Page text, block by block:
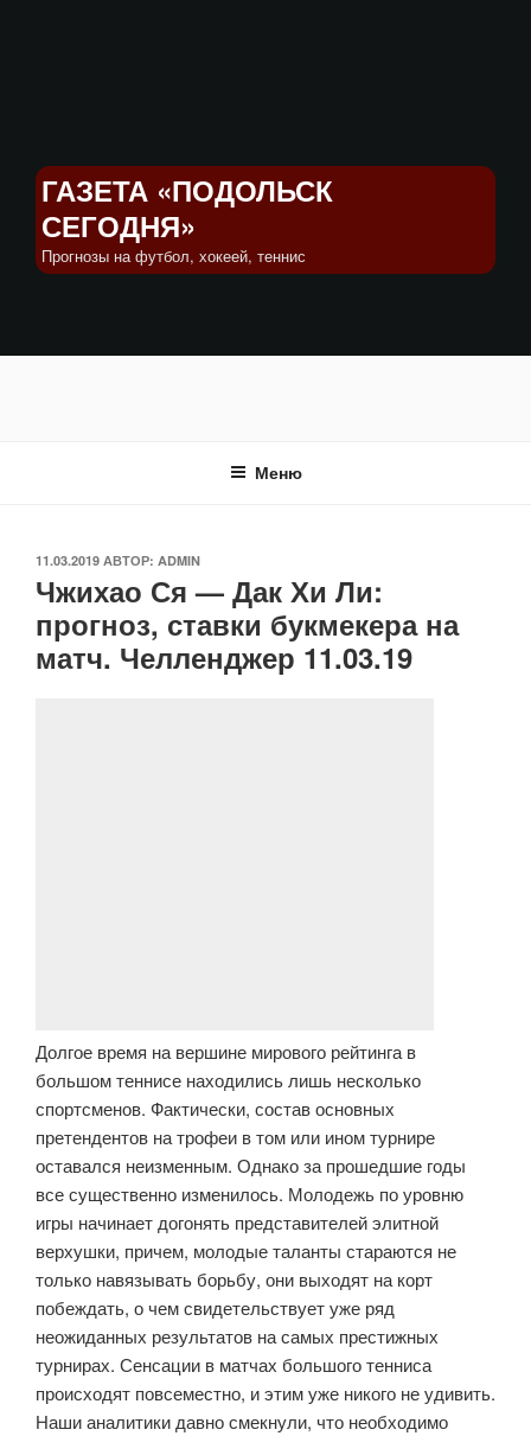
ГАЗЕТА «ПОДОЛЬСК
СЕГОДНЯ»
Прогнозы на футбол, хокеей, теннис
Меню
ОПУБЛИКОВАНО
11.03.2019 АВТОР: ADMIN
Чжихао Ся — Дак Хи Ли:
прогноз, ставки букмекера на
матч. Челленджер 11.03.19
Долгое время на вершине мирового рейтинга в
большом теннисе находились лишь несколько
спортсменов. Фактически, состав основных
претендентов на трофеи в том или ином турнире
оставался неизменным. Однако за прошедшие годы
все существенно изменилось. Молодежь по уровню
игры начинает догонять представителей элитной
верхушки, причем, молодые таланты стараются не
только навязывать борьбу, они выходят на корт
побеждать, о чем свидетельствует уже ряд
неожиданных результатов на самых престижных
турнирах. Сенсации в матчах большого тенниса
происходят повсеместно, и этим уже никого не удивить.
Наши аналитики давно смекнули, что необходимо